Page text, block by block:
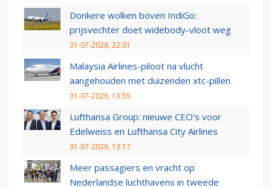
Donkere wolken boven IndiGo:
prijsvechter doet widebody-vloot weg
31-07-2026, 22:01
Malaysia Airlines-piloot na vlucht
aangehouden met duizenden xtc-pillen
31-07-2026, 13:55
Lufthansa Group: nieuwe CEO’s voor
Edelweiss en Lufthansa City Airlines
31-07-2026, 13:17
Meer passagiers en vracht op
Nederlandse luchthavens in tweede